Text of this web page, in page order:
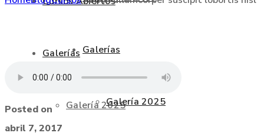
Galerías
Galería 2025
Galerías
Galería 2025
Posted on
abril 7, 2017